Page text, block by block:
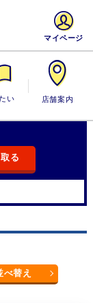
い 店舗案内
マイページ
る
べ替え